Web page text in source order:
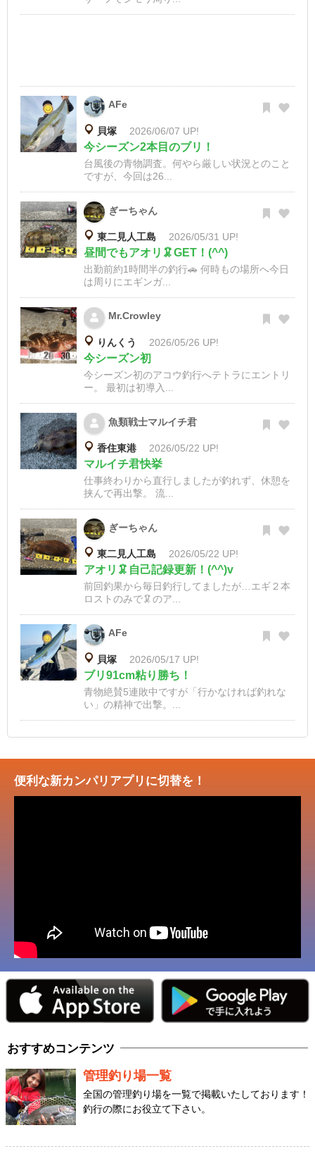
AFe
貝塚 2026/06/07 UP!
今シーズン2本目のブリ！
台風後の青物調査。何やら厳しい状況とのこと
ですが、今回は26...
ぎーちゃん
東二見人工島 2026/05/31 UP!
昼間でもアオリ🦑GET！(^^)
出勤前約1時間半の釣行🚗 何時もの場所へ今日
は周りにエギンガ...
Mr.Crowley
りんくう 2026/05/26 UP!
今シーズン初
今シーズン初のアコウ釣行へテトラにエントリ
ー。 最初は初導入...
魚類戦士マルイチ君
香住東港 2026/05/22 UP!
マルイチ君快挙
仕事終わりから直行しましたが釣れず、休憩を
挟んで再出撃。 流...
ぎーちゃん
東二見人工島 2026/05/22 UP!
アオリ🦑自己記録更新！(^^)v
前回釣果から毎日釣行してましたが…エギ２本
ロストのみで🦑のア...
AFe
貝塚 2026/05/17 UP!
ブリ91cm粘り勝ち！
青物絶賛5連敗中ですが「行かなければ釣れな
い」の精神で出撃。...
便利な新カンパリアプリに切替を！
おすすめコンテンツ
管理釣り場一覧
全国の管理釣り場を一覧で掲載いたしております！
釣行の際にお役立て下さい。